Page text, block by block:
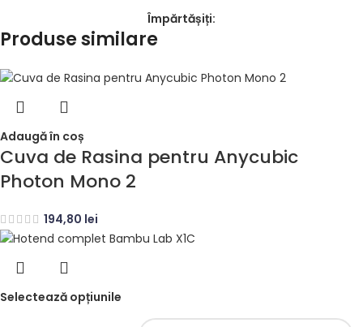
Împărtășiți:
Produse similare
Adaugă în coș
Cuva de Rasina pentru Anycubic
Photon Mono 2
194,80 lei
Selectează opțiunile